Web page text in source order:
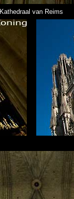
Kathedraal van Reims